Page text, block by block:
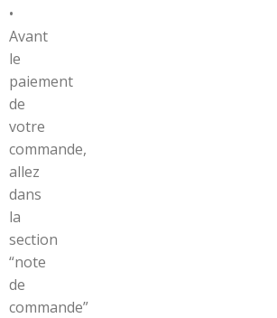
•
Avant
le
paiement
de
votre
commande,
allez
dans
la
section
“note
de
commande”